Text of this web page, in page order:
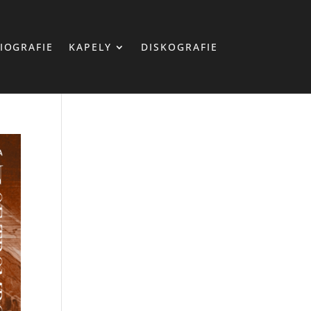
KAPELY DISKOGRAFIE